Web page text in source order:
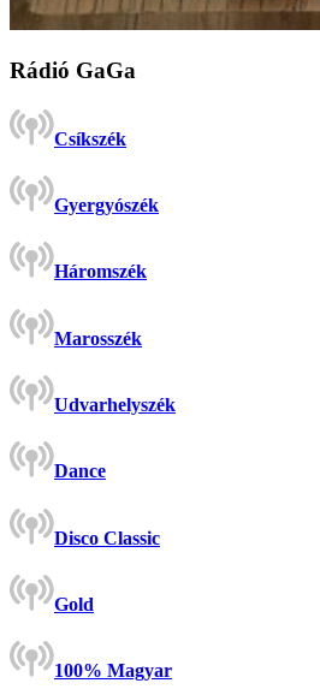
Rádió GaGa
Csíkszék
Gyergyószék
Háromszék
Marosszék
Udvarhelyszék
Dance
Disco Classic
Gold
100% Magyar